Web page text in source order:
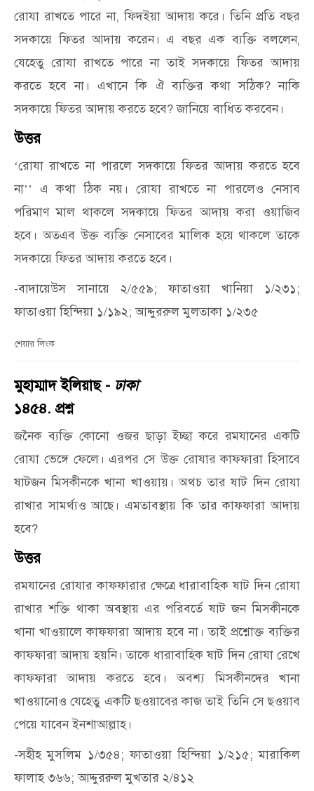
রোযা রাখতে পারে না, ফিদইয়া আদায় করে। তিনি প্রতি বছর
সদকায়ে ফিতর আদায় করেন। এ বছর এক ব্যক্তি বললেন,
যেহেতু রোযা রাখতে পারে না তাই সদকায়ে ফিতর আদায়
করতে হবে না। এখানে কি ঐ ব্যক্তির কথা সঠিক? নাকি
সদকায়ে ফিতর আদায় করতে হবে? জানিয়ে বাধিত করবেন।
উত্তর
‘রোযা রাখতে না পারলে সদকায়ে ফিতর আদায় করতে হবে
না’’
এ কথা ঠিক নয়। রোযা রাখতে না পারলেও নেসাব
পরিমাণ মাল থাকলে সদকায়ে ফিতর আদায় করা ওয়াজিব
হবে। অতএব উক্ত ব্যক্তি নেসাবের মালিক হয়ে থাকলে তাকে
সদকায়ে ফিতর আদায় করতে হবে।
-বাদায়েউস সানায়ে ২/৫৫৯; ফাতাওয়া খানিয়া ১/২৩১;
ফাতাওয়া হিন্দিয়া ১/১৯২; আদ্দুররুল মুলতাকা ১/২৩৫
শেয়ার লিংক
মুহাম্মাদ ইলিয়াছ - ঢাকা
১৪৫৪. প্রশ্ন
জনৈক ব্যক্তি কোনো ওজর ছাড়া ইচ্ছা করে রমযানের একটি
রোযা ভেঙ্গে ফেলে। এরপর সে উক্ত রোযার কাফফারা হিসাবে
ষাটজন মিসকীনকে খানা খাওয়ায়। অথচ তার ষাট দিন রোযা
রাখার সামর্থ্যও আছে। এমতাবস্থায় কি তার কাফফারা আদায়
হবে?
উত্তর
রমযানের রোযার কাফফারার ক্ষেত্রে ধারাবাহিক ষাট দিন রোযা
রাখার শক্তি থাকা অবস্থায় এর পরিবর্তে ষাট জন মিসকীনকে
খানা খাওয়ালে কাফফারা আদায় হবে না। তাই প্রশ্নোক্ত ব্যক্তির
কাফফারা আদায় হয়নি। তাকে ধারাবাহিক ষাট দিন রোযা রেখে
কাফফারা আদায় করতে হবে। অবশ্য মিসকীনদের খানা
খাওয়ানোও যেহেতু একটি ছওয়াবের কাজ তাই তিনি সে ছওয়াব
পেয়ে যাবেন ইনশাআল্লাহ।
-সহীহ মুসলিম ১/৩৫৪; ফাতাওয়া হিন্দিয়া ১/২১৫; মারাকিল
ফালাহ ৩৬৬; আদ্দুররুল মুখতার ২/৪১২